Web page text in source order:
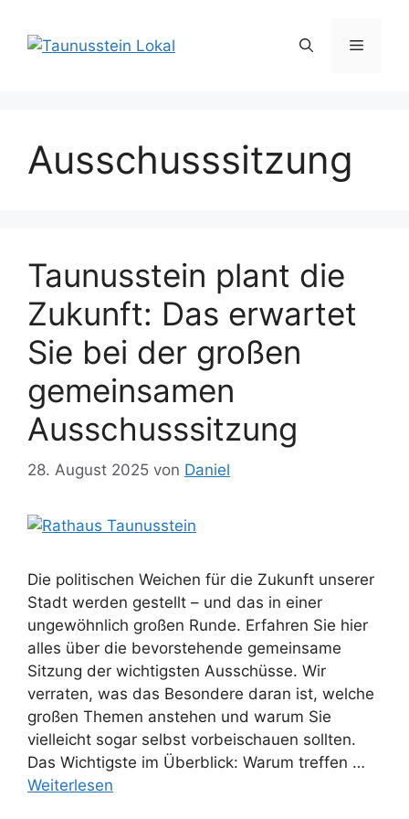
Inhalt
springen
Menü
Ausschusssitzung
Taunusstein plant die
Zukunft: Das erwartet
Sie bei der großen
gemeinsamen
Ausschusssitzung
28. August 2025 von Daniel
Die politischen Weichen für die Zukunft unserer
Stadt werden gestellt – und das in einer
ungewöhnlich großen Runde. Erfahren Sie hier
alles über die bevorstehende gemeinsame
Sitzung der wichtigsten Ausschüsse. Wir
verraten, was das Besondere daran ist, welche
großen Themen anstehen und warum Sie
vielleicht sogar selbst vorbeischauen sollten.
Das Wichtigste im Überblick: Warum treffen …
Weiterlesen